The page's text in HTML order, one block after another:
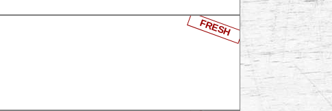
FRESH